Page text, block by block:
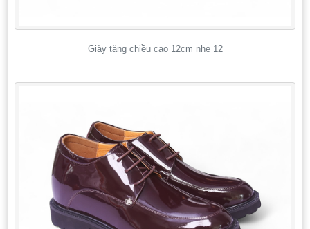
Giày tăng chiều cao 12cm nhẹ 12